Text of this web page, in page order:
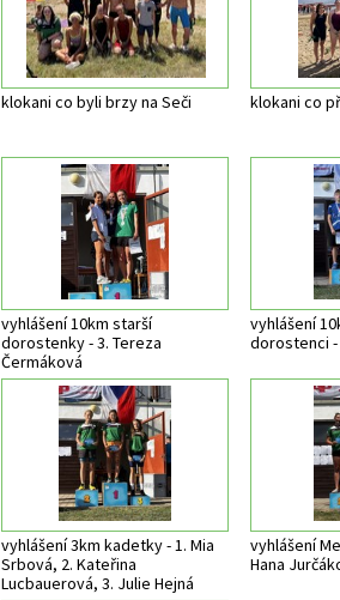
klokani co byli brzy na Seči klokani co
vyhlášení 10km starší
dorostenky - 3. Tereza
Čermáková
vyhlášení
dorostenci -
vyhlášení 3km kadetky - 1. Mia
Srbová, 2. Kateřina
Lucbauerová, 3. Julie Hejná
vyhlášení
Hana